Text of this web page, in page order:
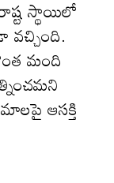
స్థాయిలో
వ‌చ్చింది.
మంది
ఆస‌క్తి